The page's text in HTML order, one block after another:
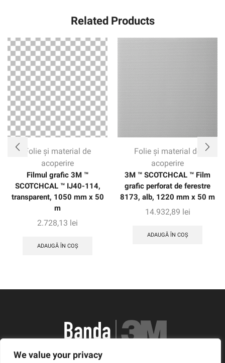
We value your privacy
Related Products
Folie și material de
acoperire
Filmul grafic 3M ™
SCOTCHCAL ™ IJ40-114,
transparent, 1050 mm x 50
m
2.728,13 lei
ADAUGĂ ÎN COȘ
Folie și material de
acoperire
3M ™ SCOTCHCAL ™ Film
grafic perforat de ferestre
8173, alb, 1220 mm x 50 m
14.932,89 lei
ADAUGĂ ÎN COȘ
România, Arad, Calea Timisorii, Nr. 11